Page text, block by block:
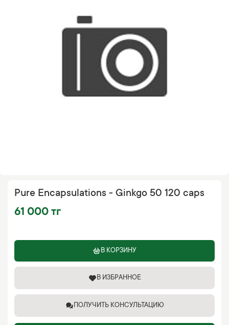
Pure Encapsulations - Ginkgo 50 120 caps
61 000 тг
В КОРЗИНУ
В ИЗБРАННОЕ
ПОЛУЧИТЬ КОНСУЛЬТАЦИЮ